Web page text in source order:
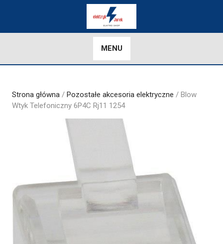
MENU
Strona główna / Pozostałe akcesoria elektryczne / Blow
Wtyk Telefoniczny 6P4C Rj11 1254